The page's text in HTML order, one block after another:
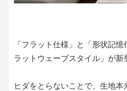
お役立ち情報
「フラット仕様」と「形状記
ラットウェーブスタイル」が新
ヒダをとらないことで、生地